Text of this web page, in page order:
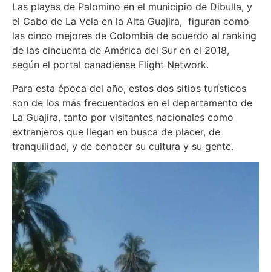
Las playas de Palomino en el municipio de Dibulla, y
el Cabo de La Vela en la Alta Guajira, figuran como
las cinco mejores de Colombia de acuerdo al ranking
de las cincuenta de América del Sur en el 2018,
según el portal canadiense Flight Network.
Para esta época del año, estos dos sitios turísticos
son de los más frecuentados en el departamento de
La Guajira, tanto por visitantes nacionales como
extranjeros que llegan en busca de placer, de
tranquilidad, y de conocer su cultura y su gente.